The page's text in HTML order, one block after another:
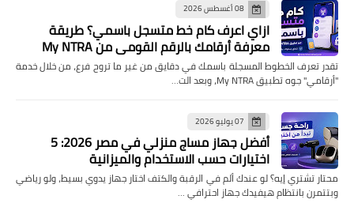
08 أغسطس 2026
ازاي اعرف كام خط متسجل باسمي؟ طريقة
معرفة أرقامك بالرقم القومي من My NTRA
تقدر تعرف الخطوط المسجلة باسمك في دقايق من غير ما تروح فرع، من خلال خدمة
"أرقامي" جوه تطبيق My NTRA، وبعد الت…
07 يوليو 2026
أفضل جهاز مساج منزلي في مصر 2026: 5
اختيارات حسب الاستخدام والميزانية
محتار تشتري إيه؟ لو عندك ألم في الرقبة والكتف اختار جهاز يدوي بسيط، ولو رياضي
وبتتمرن بانتظام هيفيدك جهاز احترافي …